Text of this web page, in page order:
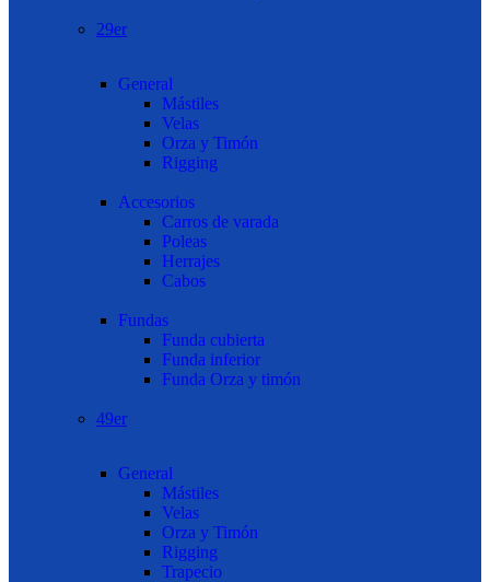
29er
General
Mástiles
Velas
Orza y Timón
Rigging
Accesorios
Carros de varada
Poleas
Herrajes
Cabos
Fundas
Funda cubierta
Funda inferior
Funda Orza y timón
49er
General
Mástiles
Velas
Orza y Timón
Rigging
Trapecio